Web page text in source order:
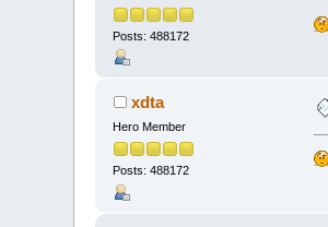
Posts: 488172
xdta
Hero Member
Posts: 488172